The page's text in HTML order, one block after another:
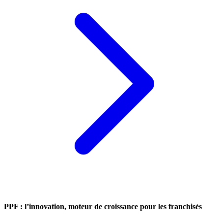
PPF : l’innovation, moteur de croissance pour les franchisés